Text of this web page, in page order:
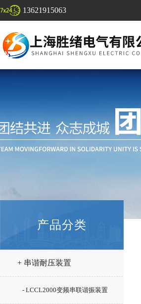
13621915063
产品分类
+ 串谐耐压装置
- LCCL2000变频串联谐振装置